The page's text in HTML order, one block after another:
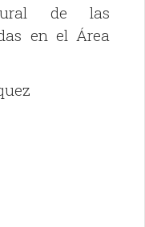
de las
en el Área